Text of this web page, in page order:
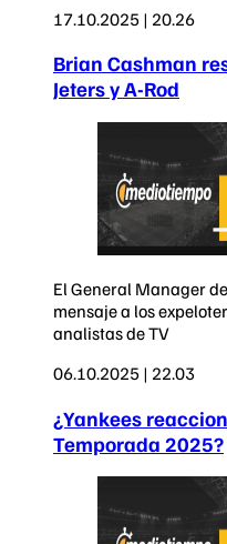
17.10.2025 | 20.26
Brian Cashman
Jeters y A-Rod
El General Manager
mensaje a los
analistas de TV
06.10.2025 | 22.03
¿Yankees
Temporada 2025?